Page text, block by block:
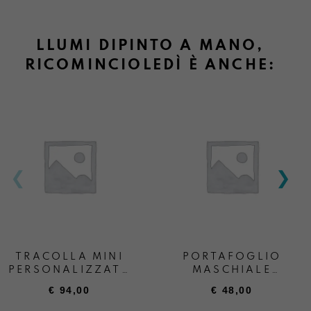
LLUMI DIPINTO A MANO,
RICOMINCIOLEDÌ È ANCHE:
TRACOLLA MINI
PERSONALIZZATA
“ANDREA BOATTA”
€ 94,00
PORTAFOGLIO
MASCHIALE
€ 48,00